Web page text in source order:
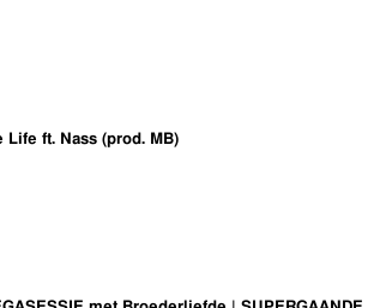
Life ft. Nass (prod. MB)